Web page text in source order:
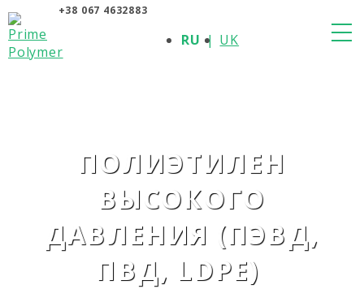
+38 067 4632883
RU UK
ПОЛИЭТИЛЕН
ВЫСОКОГО
ДАВЛЕНИЯ (ПЭВД,
ПВД, LDPE)
О КОМПАНИИ
ПРОДУКЦИЯ